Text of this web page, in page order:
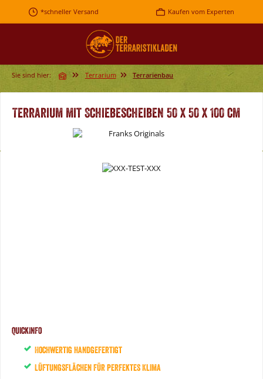
Zum Hauptinhalt springen
*schneller Versand Kaufen vom Experten
Sie sind hier: Terrarium Terrarienbau
Terrarium mit Schiebescheiben 50 x 50 x 100 cm
Bildergalerie überspringen
QuickInfo
Hochwertig handgefertigt
Lüftungsflächen für perfektes Klima